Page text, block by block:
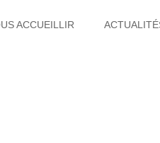
ACCUEILLIR